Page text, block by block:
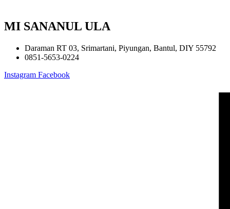
MI SANANUL ULA
Daraman RT 03, Srimartani, Piyungan, Bantul, DIY 55792
0851-5653-0224
Instagram Facebook